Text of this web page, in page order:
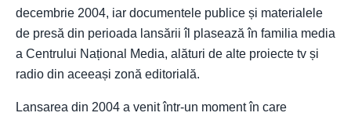
decembrie 2004, iar documentele publice și materialele
de presă din perioada lansării îl plasează în familia media
a Centrului Național Media, alături de alte proiecte tv și
radio din aceeași zonă editorială.
Lansarea din 2004 a venit într-un moment în care